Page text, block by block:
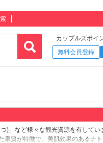
カップルズポイ
無料会員登録
)」など様々な観光資源を有してい
泉質が特徴で、美肌効果のあるナ